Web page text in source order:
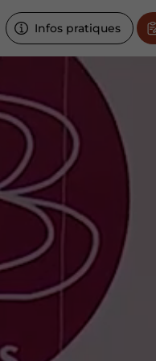
Infos pratiques